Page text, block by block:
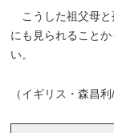
こうした祖父母と
にも見られること
い。
（イギリス・森昌